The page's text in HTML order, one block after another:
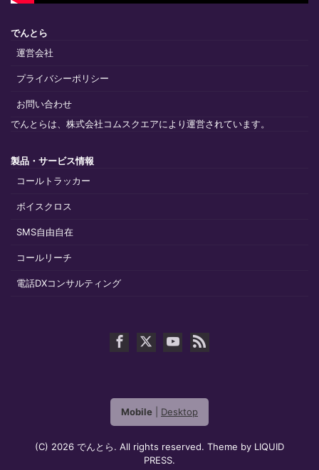
でんとら
運営会社
プライバシーポリシー
お問い合わせ
でんとらは、株式会社コムスクエアにより運営されています。
製品・サービス情報
コールトラッカー
ボイスクロス
SMS自由自在
コールリーチ
電話DXコンサルティング
Mobile Desktop
(C) 2026 でんとら. All rights reserved. Theme by LIQUID
PRESS.